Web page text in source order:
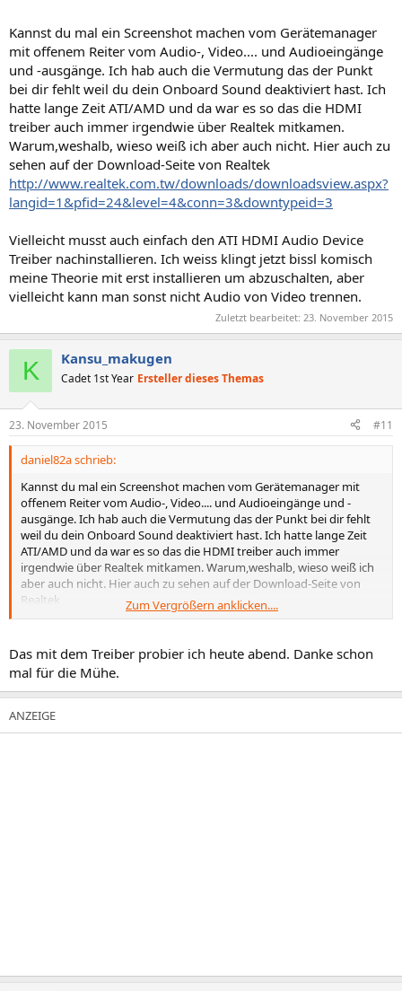
Kannst du mal ein Screenshot machen vom Gerätemanager
mit offenem Reiter vom Audio-, Video.... und Audioeingänge
und -ausgänge. Ich hab auch die Vermutung das der Punkt
bei dir fehlt weil du dein Onboard Sound deaktiviert hast. Ich
hatte lange Zeit ATI/AMD und da war es so das die HDMI
treiber auch immer irgendwie über Realtek mitkamen.
Warum,weshalb, wieso weiß ich aber auch nicht. Hier auch zu
sehen auf der Download-Seite von Realtek
http://www.realtek.com.tw/downloads/downloadsview.aspx?
langid=1&pfid=24&level=4&conn=3&downtypeid=3
Vielleicht musst auch einfach den ATI HDMI Audio Device
Treiber nachinstallieren. Ich weiss klingt jetzt bissl komisch
meine Theorie mit erst installieren um abzuschalten, aber
vielleicht kann man sonst nicht Audio von Video trennen.
Zuletzt bearbeitet: 23. November 2015
K Kansu_makugen
Cadet 1st Year Ersteller dieses Themas
23. November 2015 #11
daniel82a schrieb:
Kannst du mal ein Screenshot machen vom Gerätemanager mit
offenem Reiter vom Audio-, Video.... und Audioeingänge und -
ausgänge. Ich hab auch die Vermutung das der Punkt bei dir fehlt
weil du dein Onboard Sound deaktiviert hast. Ich hatte lange Zeit
ATI/AMD und da war es so das die HDMI treiber auch immer
irgendwie über Realtek mitkamen. Warum,weshalb, wieso weiß ich
aber auch nicht. Hier auch zu sehen auf der Download-Seite von
Realtek
http://www.realtek.com.tw/downloads/downloadsview.aspx?
Vielleicht musst auch einfach den ATI HDMI Audio Device Treiber
nachinstallieren.
Zum Vergrößern anklicken....
Das mit dem Treiber probier ich heute abend. Danke schon
mal für die Mühe.